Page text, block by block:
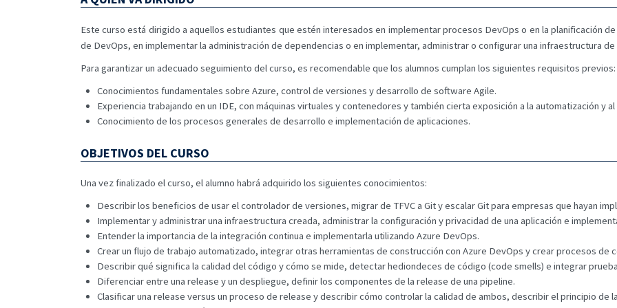
Este curso está dirigido a aquellos estudiantes que estén interesados en implementar procesos DevOps o en la planificación
de DevOps, en implementar la administración de dependencias o en implementar, administrar o configurar una infraestructura
Para garantizar un adecuado seguimiento del curso, es recomendable que los alumnos cumplan los siguientes requisitos previos:
Conocimientos fundamentales sobre Azure, control de versiones y desarrollo de software Agile.
Experiencia trabajando en un IDE, con máquinas virtuales y contenedores y también cierta exposición a la automatización y
Conocimiento de los procesos generales de desarrollo e implementación de aplicaciones.
OBJETIVOS DEL CURSO
Una vez finalizado el curso, el alumno habrá adquirido los siguientes conocimientos:
Describir los beneficios de usar el controlador de versiones, migrar de TFVC a Git y escalar Git para empresas que hayan
Implementar y administrar una infraestructura creada, administrar la configuración y privacidad de una aplicación e
Entender la importancia de la integración continua e implementarla utilizando Azure DevOps.
Crear un flujo de trabajo automatizado, integrar otras herramientas de construcción con Azure DevOps y crear procesos de
Describir qué significa la calidad del código y cómo se mide, detectar hediondeces de código (code smells) e integrar
Diferenciar entre una release y un despliegue, definir los componentes de la release de una pipeline.
Clasificar una release versus un proceso de release y describir cómo controlar la calidad de ambos, describir el principio de